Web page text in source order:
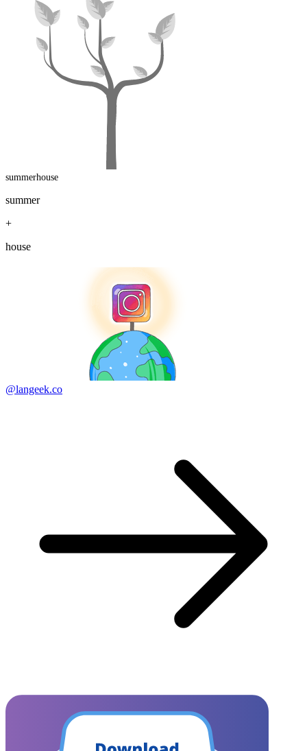
summerhouse
summer
+
house
@langeek.co